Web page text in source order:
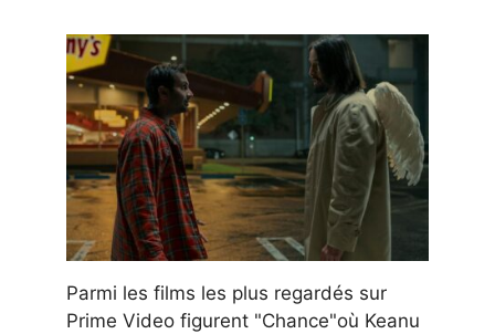
Parmi les films les plus regardés sur
Prime Video figurent "Chance"où Keanu